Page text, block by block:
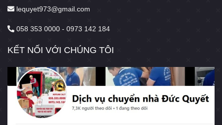
lequyet973@gmail.com
058 353 0000 - 0973 142 184
KẾT NỐI VỚI CHÚNG TÔI